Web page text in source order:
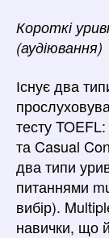
Короткі
(аудіювання)
Існує два
тесту
та Casual
два типи
питаннями
вибір).
навички, що